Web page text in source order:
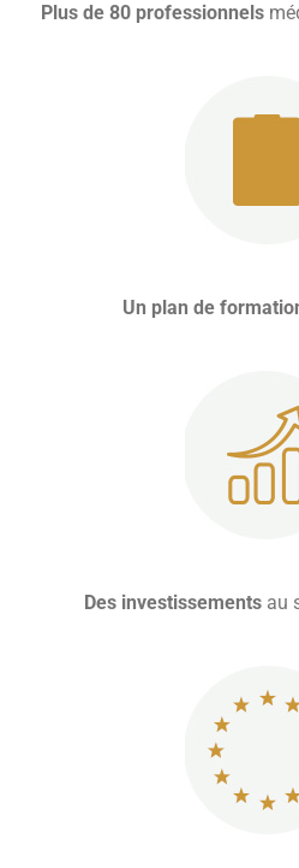
Plus de 80 professionnels
Un plan de
Des investissements au